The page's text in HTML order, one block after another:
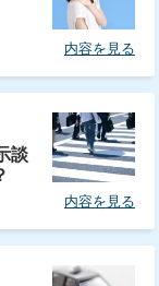
内容を見る
談
内容を見る